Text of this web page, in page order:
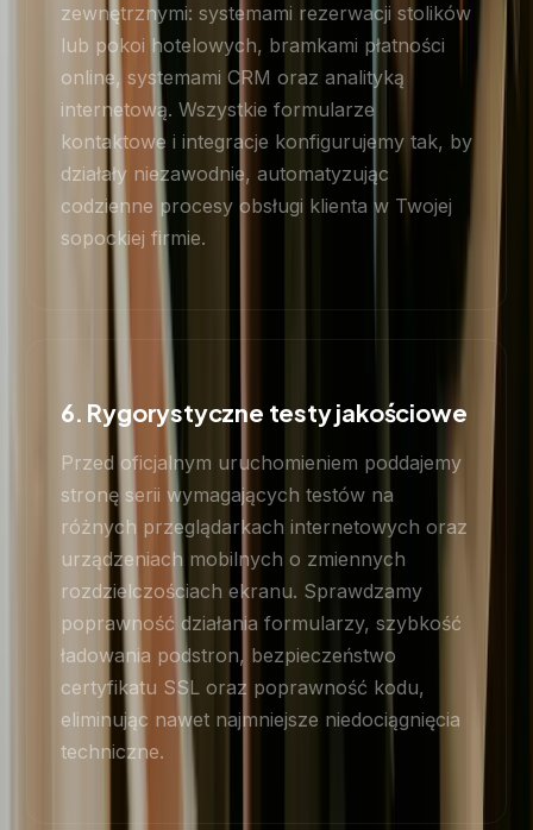
zewnętrznymi: systemami rezerwacji stolików
lub pokoi hotelowych, bramkami płatności
online, systemami CRM oraz analityką
internetową. Wszystkie formularze
kontaktowe i integracje konfigurujemy tak, by
działały niezawodnie, automatyzując
codzienne procesy obsługi klienta w Twojej
sopockiej firmie.
6. Rygorystyczne testy jakościowe
Przed oficjalnym uruchomieniem poddajemy
stronę serii wymagających testów na
różnych przeglądarkach internetowych oraz
urządzeniach mobilnych o zmiennych
rozdzielczościach ekranu. Sprawdzamy
poprawność działania formularzy, szybkość
ładowania podstron, bezpieczeństwo
certyfikatu SSL oraz poprawność kodu,
eliminując nawet najmniejsze niedociągnięcia
techniczne.